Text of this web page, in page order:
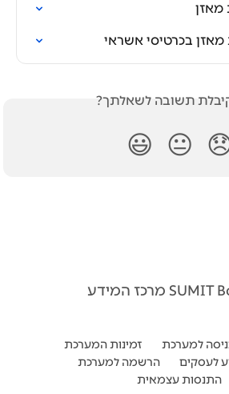
מאזן
מאזן בכרטיסי אשראי
תשובה לשאלתך?
😐
😃
למערכת
זמינות המערכת
לעסקים
הרשמה למערכת
התנסות עצמאית